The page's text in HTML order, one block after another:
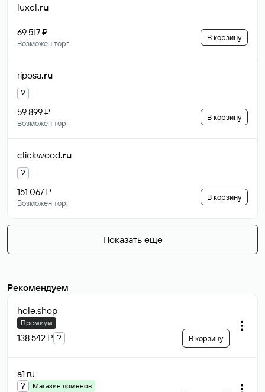
luxel.ru
69 517 ₽
Возможен торг
В корзину
riposa.ru
?
59 899 ₽
Возможен торг
В корзину
clickwood.ru
?
151 067 ₽
Возможен торг
В корзину
Показать еще
Рекомендуем
hole.shop
Премиум
138 542 ₽ ? В корзину
a1.ru
? Магазин доменов